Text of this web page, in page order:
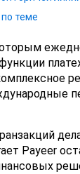
теме
Payeer